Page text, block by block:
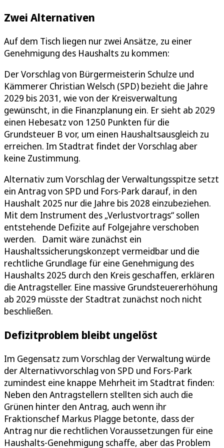
Zwei Alternativen
Auf dem Tisch liegen nur zwei Ansätze, zu einer
Genehmigung des Haushalts zu kommen:
Der Vorschlag von Bürgermeisterin Schulze und
Kämmerer Christian Welsch (SPD) bezieht die Jahre
2029 bis 2031, wie von der Kreisverwaltung
gewünscht, in die Finanzplanung ein. Er sieht ab 2029
einen Hebesatz von 1250 Punkten für die
Grundsteuer B vor, um einen Haushaltsausgleich zu
erreichen. Im Stadtrat findet der Vorschlag aber
keine Zustimmung.
Alternativ zum Vorschlag der Verwaltungsspitze setzt
ein Antrag von SPD und Fors-Park darauf, in den
Haushalt 2025 nur die Jahre bis 2028 einzubeziehen.
Mit dem Instrument des „Verlustvortrags“ sollen
entstehende Defizite auf Folgejahre verschoben
werden. Damit wäre zunächst ein
Haushaltssicherungskonzept vermeidbar und die
rechtliche Grundlage für eine Genehmigung des
Haushalts 2025 durch den Kreis geschaffen, erklären
die Antragsteller. Eine massive Grundsteuererhöhung
ab 2029 müsste der Stadtrat zunächst noch nicht
beschließen.
Defizitproblem bleibt ungelöst
Im Gegensatz zum Vorschlag der Verwaltung würde
der Alternativvorschlag von SPD und Fors-Park
zumindest eine knappe Mehrheit im Stadtrat finden:
Neben den Antragstellern stellten sich auch die
Grünen hinter den Antrag, auch wenn ihr
Fraktionschef Markus Plagge betonte, dass der
Antrag nur die rechtlichen Voraussetzungen für eine
Haushalts-Genehmigung schaffe, aber das Problem